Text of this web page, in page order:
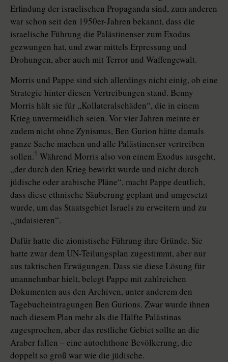
Erfindung der israelischen Propaganda sind, zum anderen
war schon seit den 1950er-Jahren bekannt, dass die
israelische Führung die Palästinenser zum Exodus
gezwungen hat, und zwar mittels Erpressung und
Drohungen, aber auch mit Terror und Waffengewalt.
Morris und Pappe sind sich allerdings nicht einig, ob eine
Strategie hinter diesen Vertreibungen stand. Benny
Morris hält sie für „Kollateralschäden“, die in einem
Krieg unvermeidlich seien. Vor vier Jahren meinte er
zudem nicht ohne Zynismus, Ben Gurion hätte damals
ganze Sache machen und alle Palästinenser vertreiben
sollen.5 Während Morris also von einem Exodus ausgeht,
„der durch den Krieg bewirkt wurde und nicht durch
jüdische oder arabische Pläne“, macht Pappe deutlich,
dass diese ethnische Säuberung geplant und umgesetzt
wurde, um das Staatsgebiet Israels zu erweitern und zu
„judaisieren“.
Dafür hatte die zionistische Führung ihre Gründe. Sie
hatte zwar dem UN-Teilungsplan zugestimmt, aber nur
aus taktischen Erwägungen. Dass sie diese Lösung für
unannehmbar hielt, belegt Pappe mit zahlreichen
Dokumenten aus den Archiven, unter anderem den
Tagebucheintragungen Ben Gurions. Zwar wurde ihnen
nach diesem Plan mehr als die Hälfte Palästinas
zugesprochen, aber das restliche Gebiet sollte an die
Araber fallen – eine autochthone Bevölkerung, die
doppelt so groß war wie die jüdische.